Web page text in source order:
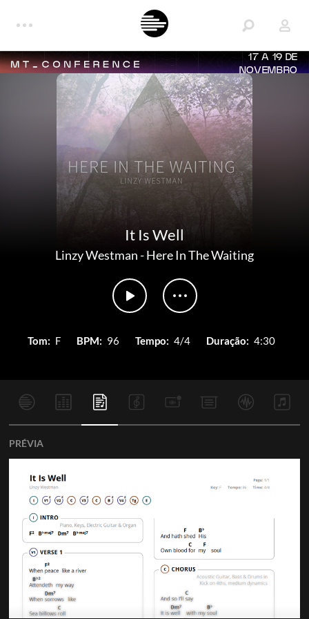
17 A 19 DE
NOVEMBRO
It Is Well
Linzy Westman-Here In The Waiting
Tom: F BPM: 96 Tempo: 4/4 Duração: 4:30
PRÉVIA